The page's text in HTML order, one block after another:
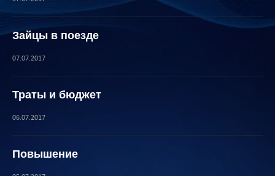
Зайцы в поезде
07.07.2017
Траты и бюджет
06.07.2017
Повышение